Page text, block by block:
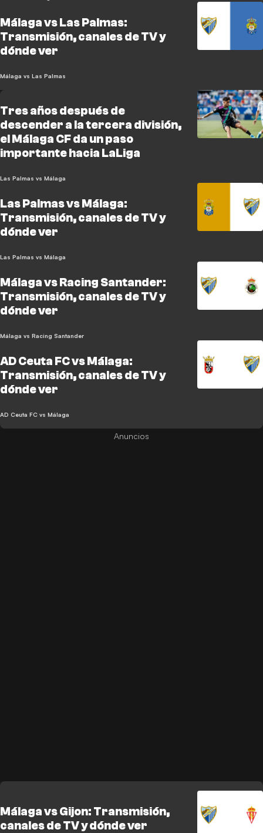
Málaga vs Las Palmas:
Transmisión, canales de TV y
dónde ver
Málaga vs Las Palmas
Tres años después de
descender a la tercera división,
el Málaga CF da un paso
importante hacia LaLiga
Las Palmas vs Málaga
Las Palmas vs Málaga:
Transmisión, canales de TV y
dónde ver
Las Palmas vs Málaga
Málaga vs Racing Santander:
Transmisión, canales de TV y
dónde ver
Málaga vs Racing Santander
AD Ceuta FC vs Málaga:
Transmisión, canales de TV y
dónde ver
AD Ceuta FC vs Málaga
Málaga vs Gijon: Transmisión,
canales de TV y dónde ver